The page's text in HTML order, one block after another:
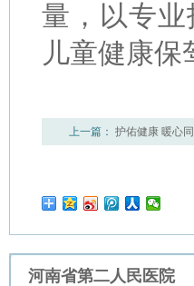
量，以专
儿童健康保
上一篇： 护佑健康 暖心
河南省第二人民医院